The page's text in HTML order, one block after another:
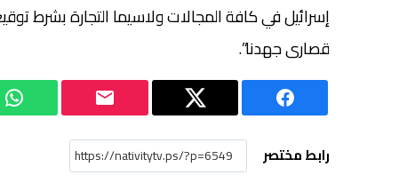
إسرائيل في كافة المجالات ولاسيما التجارة بشرط
قصارى جهدنا”.
رابط مختصر